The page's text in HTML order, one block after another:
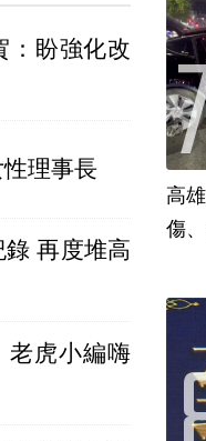
盼強化改
理事長
再度堆高
老虎小編嗨
高
傷